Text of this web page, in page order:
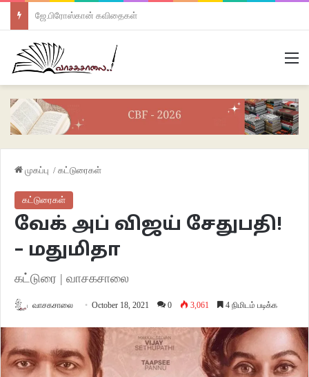
ஜே.பிரோஸ்கான் கவிதைகள்
முகப்பு / கட்டுரைகள்
கட்டுரைகள்
வேக் அப் விஜய் சேதுபதி!
– மதுமிதா
கட்டுரை | வாசகசாலை
வாசகசாலை October 18, 2021 0 3,061 4 நிமிடம் படிக்க